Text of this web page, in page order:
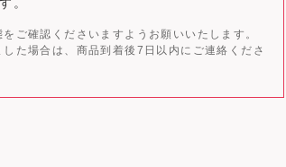
。
ご確認くださいますようお願いいたします。
た場合は、商品到着後7日以内にご連絡くださ